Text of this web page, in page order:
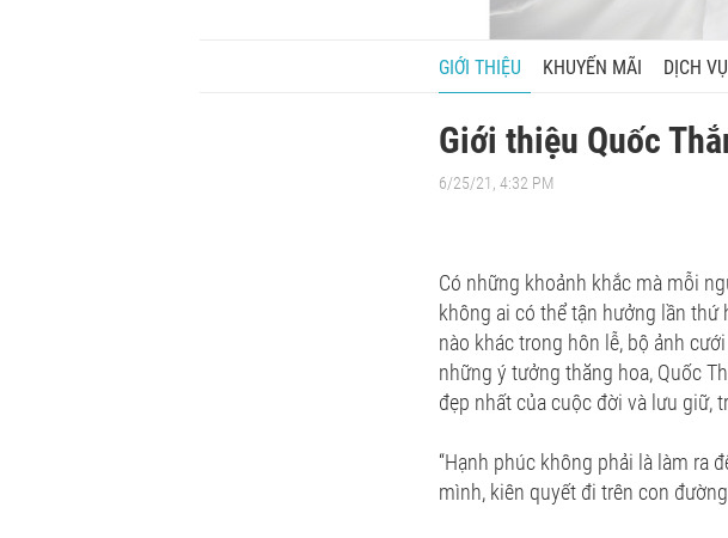
GIỚI THIỆU KHUYẾN MÃI DỊCH VỤ
Giới thiệu Quốc
6/25/21, 4:32 PM
Có những khoảnh khắc mà mỗi
không ai có thể tận hưởng lần
nào khác trong hôn lễ, bộ ảnh
những ý tưởng thăng hoa, Quốc
đẹp nhất của cuộc đời và lưu giữ,
“Hạnh phúc không phải là làm ra
mình, kiên quyết đi trên con